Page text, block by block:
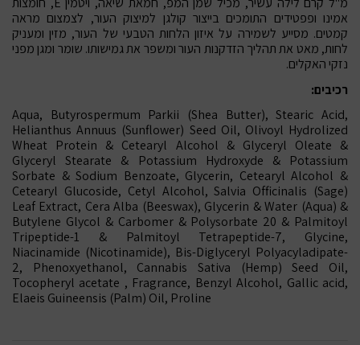
אמינו ופפטידים התומכים בייצור קולגן למיצוק העור, לצמצום מראה
קמטים. מסייע לשמירה על איזון הלחות הטבעי של העור, מזין ומעניק
לחות, מאט את תהליך הזדקנות העור ומשפר את גמישותו. שומר ומגן מפני
נזקי האקלים.
רכיבים:
Aqua, Butyrospermum Parkii (Shea Butter), Stearic Acid,
Helianthus Annuus (Sunflower) Seed Oil, Olivoyl Hydrolized
Wheat Protein & Cetearyl Alcohol & Glyceryl Oleate &
Glyceryl Stearate & Potassium Hydroxyde & Potassium
Sorbate & Sodium Benzoate, Glycerin, Cetearyl Alcohol &
Cetearyl Glucoside, Cetyl Alcohol, Salvia Officinalis (Sage)
Leaf Extract, Cera Alba (Beeswax), Glycerin & Water (Aqua) &
Butylene Glycol & Carbomer & Polysorbate 20 & Palmitoyl
Tripeptide-1 & Palmitoyl Tetrapeptide-7, Glycine,
Niacinamide (Nicotinamide), Bis-Diglyceryl Polyacyladipate-
2, Phenoxyethanol, Cannabis Sativa (Hemp) Seed Oil,
Tocopheryl acetate , Fragrance, Benzyl Alcohol, Gallic acid,
Elaeis Guineensis (Palm) Oil, Proline